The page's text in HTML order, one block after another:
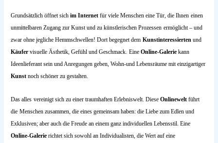
Grundsätzlich öffnet sich im Internetfür viele Menschen eine Tür, die Ihnen einen
unmittelbaren Zugang zur Kunst und zu künstlerischen Prozessen ermöglicht – und
zwar ohne jegliche Hemmschwellen! Dort begegnet dem Kunstinteressierten und
Käufer visuelle Ästhetik, Gefühl und Geschmack. EineOnline-Galerie kann
Ideenlieferant sein und Anregungen geben, Wohn-und Lebensräume mit einzigartiger
Kunst noch schöner zu gestalten.
Das alles vereinigt sich zu einer traumhaften Erlebniswelt. DieseOnlinewelt führt
die Menschen zusammen, die eines gemeinsam haben: die Liebe zum Edlen und
Exklusiven; aber auch die Freude an einem ganz individuellen Lebensstil. Eine
Online-Galerie richtet sich sowohl an Individualisten, die Wert auf eine